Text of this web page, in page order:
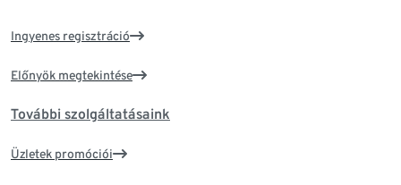
Ingyenes regisztráció
Előnyök megtekintése
További szolgáltatásaink
Üzletek promóciói